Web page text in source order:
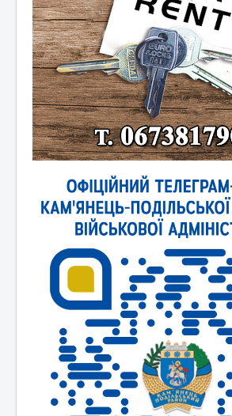
Контакти та зв'язок
Афіша
Відеоматеріали